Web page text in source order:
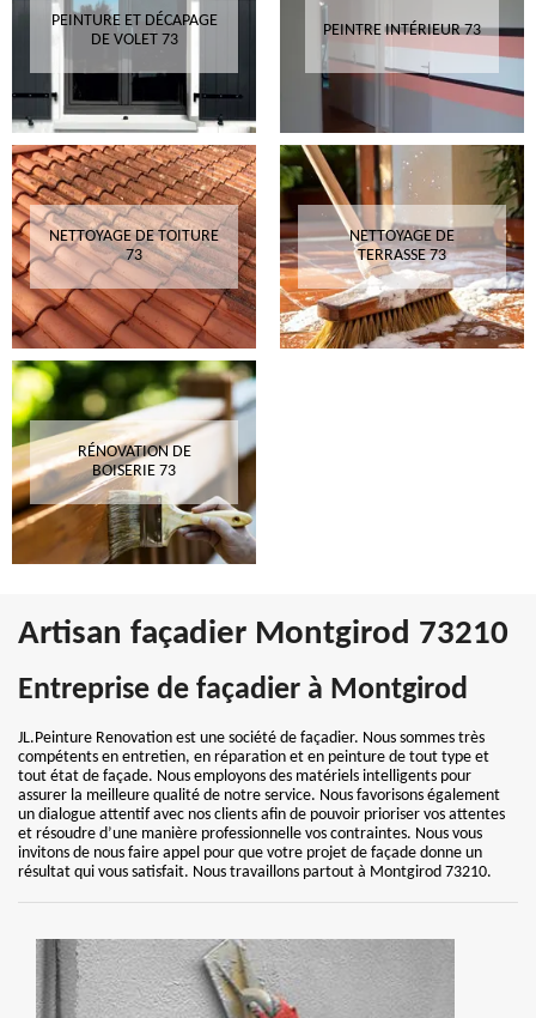
PEINTURE ET DÉCAPAGE
DE VOLET 73
PEINTRE INTÉRIEUR 73
NETTOYAGE DE TOITURE
73
NETTOYAGE DE
TERRASSE 73
RÉNOVATION DE
BOISERIE 73
Artisan façadier Montgirod 73210
Entreprise de façadier à Montgirod
JL.Peinture Renovation est une société de façadier. Nous sommes très
compétents en entretien, en réparation et en peinture de tout type et
tout état de façade. Nous employons des matériels intelligents pour
assurer la meilleure qualité de notre service. Nous favorisons également
un dialogue attentif avec nos clients afin de pouvoir prioriser vos attentes
et résoudre d’une manière professionnelle vos contraintes. Nous vous
invitons de nous faire appel pour que votre projet de façade donne un
résultat qui vous satisfait. Nous travaillons partout à Montgirod 73210.